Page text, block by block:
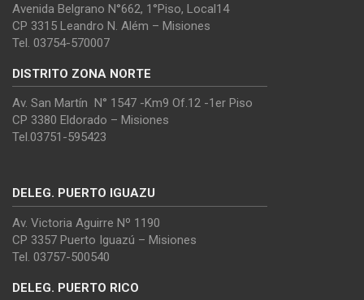
Avenida Belgrano N°662, 1°Piso, Local14
CP 3315 Leandro N. Além – Misiones
Tel. 03754-570007
DISTRITO ZONA NORTE
Av. San Martín N° 1547 -Km9 Of.12 -1er Piso
CP 3380 Eldorado – Misiones
Tel.03751-595423
DELEG. PUERTO IGUAZU
Av. Victoria Aguirre Nº 1190
CP 3357 Puerto Iguazú – Misiones
Tel. 03757-500540
DELEG. PUERTO RICO